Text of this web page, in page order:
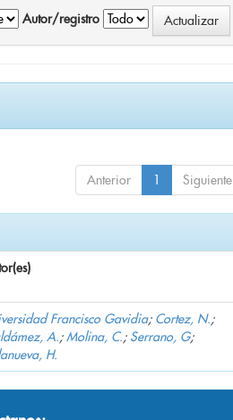
Autor/registro
Anterior 1 Siguiente
Francisco Gavidia; Cortez, N.;
A.;Molina, C.; Serrano, G;
H.